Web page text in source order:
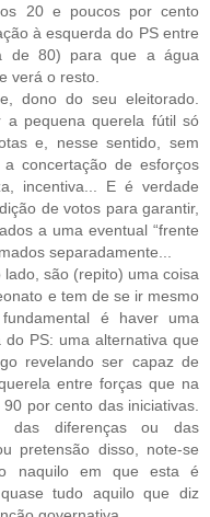
20 e poucos por cento
à esquerda do PS entre
de 80) para que a água
verá o resto.
dono do seu eleitorado.
a pequena querela fútil só
e, nesse sentido, sem
concertação de esforços
incentiva... E é verdade
de votos para garantir,
a uma eventual “frente
separadamente...
são (repito) uma coisa
e tem de se ir mesmo
é haver uma
PS: uma alternativa que
revelando ser capaz de
entre forças que na
por cento das iniciativas.
das diferenças ou das
pretensão disso, note-se
naquilo em que esta é
tudo aquilo que diz